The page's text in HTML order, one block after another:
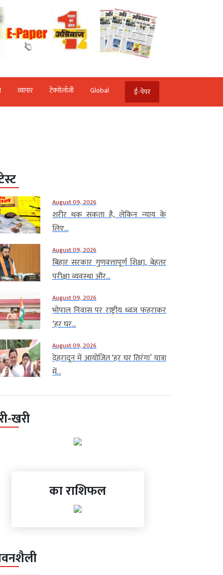
व्‍यापार टेक्‍नोलॉजी Global ई-पेपर
August 09, 2026
शरीर थक सकता है, लेकिन न्याय के
लिए...
August 09, 2026
बिहार सरकार गुणवत्तापूर्ण शिक्षा, बेहतर
परीक्षा व्यवस्था और...
August 09, 2026
भोपाल निवास पर राष्ट्रीय ध्वज फहराकर
‘हर घर...
August 09, 2026
देहरादून में आयोजित ‘हर घर तिरंगा’ यात्रा
में...
खरी
का राशिफल